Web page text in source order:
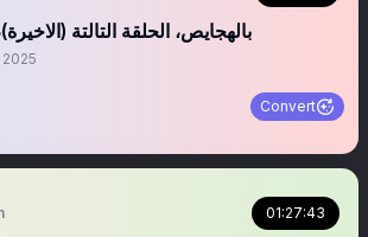
بالهجايص، الحلقة التالتة
2025
Convert
01:27:43